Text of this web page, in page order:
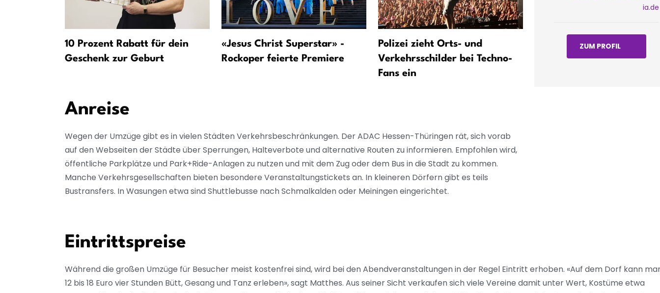
10 Prozent Rabatt für dein
Geschenk zur Geburt
«Jesus Christ Superstar» -
Rockoper feierte Premiere
Polizei zieht Orts- und
Verkehrsschilder bei Techno-
Fans ein
Bestseller auf den
Rockoper feierte Premiere
Anreise
Wegen der Umzüge gibt es in vielen Städten Verkehrsbeschränkungen. Der ADAC Hessen-Thüringen rät, sich vorab
auf den Webseiten der Städte über Sperrungen, Halteverbote und alternative Routen zu informieren. Empfohlen wird,
öffentliche Parkplätze und Park+Ride-Anlagen zu nutzen und mit dem Zug oder dem Bus in die Stadt zu kommen.
Manche Verkehrsgesellschaften bieten besondere Veranstaltungstickets an. In kleineren Dörfern gibt es teils
Bustransfers. In Wasungen etwa sind Shuttlebusse nach Schmalkalden oder Meiningen eingerichtet.
ia.de
ZUM PROFIL
Eintrittspreise
Während die großen Umzüge für Besucher meist kostenfrei sind, wird bei den Abendveranstaltungen in der Regel Eintritt erhoben. «Auf dem Dorf kann
12 bis 18 Euro vier Stunden Bütt, Gesang und Tanz erleben», sagt Matthes. Aus seiner Sicht verkaufen sich viele Vereine damit unter Wert, Kostüme etwa